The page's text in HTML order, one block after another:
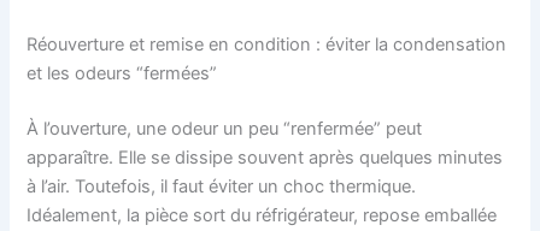
Réouverture et remise en condition : éviter la condensation
et les odeurs “fermées”
À l’ouverture, une odeur un peu “renfermée” peut
apparaître. Elle se dissipe souvent après quelques minutes
à l’air. Toutefois, il faut éviter un choc thermique.
Idéalement, la pièce sort du réfrigérateur, repose emballée